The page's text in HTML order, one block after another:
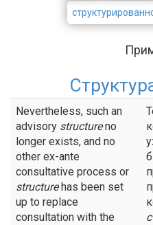
Nevertheless, such an
advisory structureno
longer exists, and no
other ex-ante
consultative process or
structurehas been set
up to replace
consultation with the